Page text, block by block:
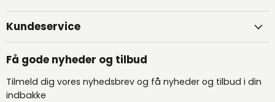
Kundeservice
Få gode nyheder og tilbud
Tilmeld dig vores nyhedsbrev og få nyheder og tilbud i din
indbakke